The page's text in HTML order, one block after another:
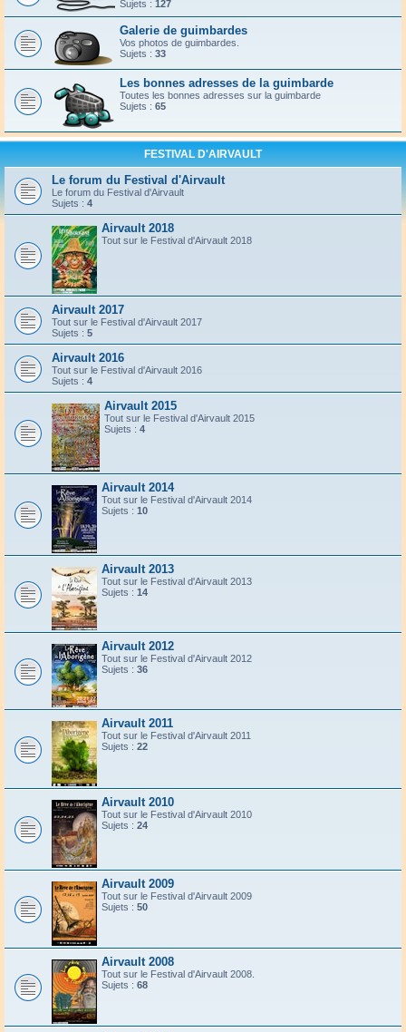
Sujets : 127
Galerie de guimbardes
Vos photos de guimbardes.
Sujets : 33
Les bonnes adresses de la guimbarde
Toutes les bonnes adresses sur la guimbarde
Sujets : 65
FESTIVAL D'AIRVAULT
Le forum du Festival d'Airvault
Le forum du Festival d'Airvault
Sujets : 4
Airvault 2018
Tout sur le Festival d'Airvault 2018
Airvault 2017
Tout sur le Festival d'Airvault 2017
Sujets : 5
Airvault 2016
Tout sur le Festival d'Airvault 2016
Sujets : 4
Airvault 2015
Tout sur le Festival d'Airvault 2015
Sujets : 4
Airvault 2014
Tout sur le Festival d'Airvault 2014
Sujets : 10
Airvault 2013
Tout sur le Festival d'Airvault 2013
Sujets : 14
Airvault 2012
Tout sur le Festival d'Airvault 2012
Sujets : 36
Airvault 2011
Tout sur le Festival d'Airvault 2011
Sujets : 22
Airvault 2010
Tout sur le Festival d'Airvault 2010
Sujets : 24
Airvault 2009
Tout sur le Festival d'Airvault 2009
Sujets : 50
Airvault 2008
Tout sur le Festival d'Airvault 2008.
Sujets : 68